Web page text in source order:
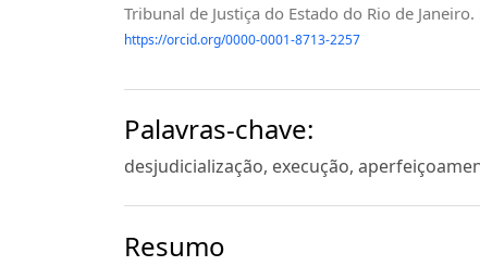
Tribunal de Justiça do Estado do Rio de
https://orcid.org/0000-0001-8713-2257
Palavras-chave:
desjudicialização, execução,
Resumo